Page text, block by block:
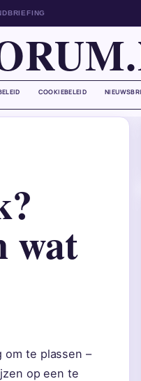
COOKIEBELEID
wat
om te plassen –
op een te